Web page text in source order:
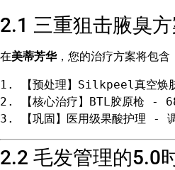
2.1 三重狙击腋臭
在美蒂芳华，您的治疗方案将包含
1.
2.
3.
【巩固】医用级果酸护理 -
2.2 毛发管理的5.0